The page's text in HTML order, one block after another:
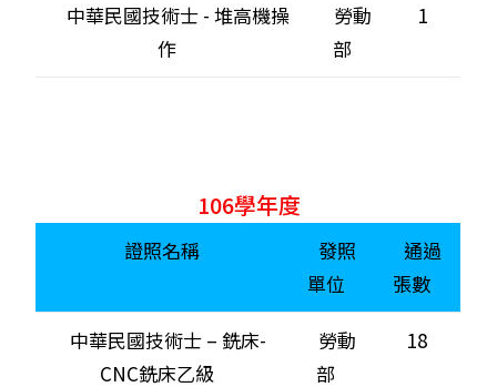
中華民國技術士 - 堆高機操
作
勞動
部
1
106學年度
證照名稱
發照
單位
通過
張數
中華民國技術士 – 銑床-
CNC銑床乙級
勞動
部
18